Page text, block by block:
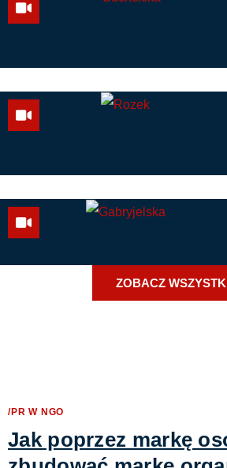
ZOBACZ
/PR W NGO
Jak poprzez markę